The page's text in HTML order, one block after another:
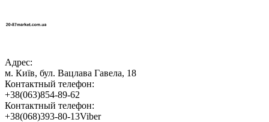
Адрес:
м. Київ, бул. Вацлава Гавела, 18
Контактный телефон:
+38(063)854-89-62
Контактный телефон:
+38(068)393-80-13Viber